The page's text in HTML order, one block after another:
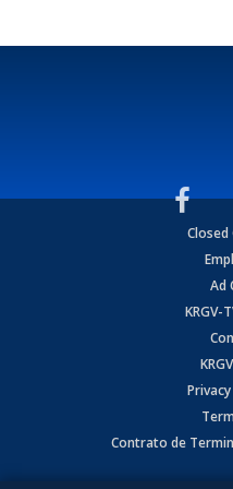
Ad
KRGV-
Contrato de